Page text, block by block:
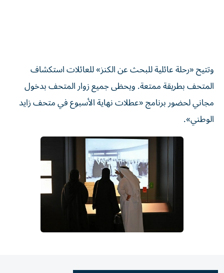
وتتيح «رحلة عائلية للبحث عن الكنز» للعائلات استكشاف
المتحف بطريقة ممتعة. ويحظى جميع زوار المتحف بدخول
مجاني لحضور برنامج «عطلات نهاية الأسبوع في متحف زايد
الوطني».